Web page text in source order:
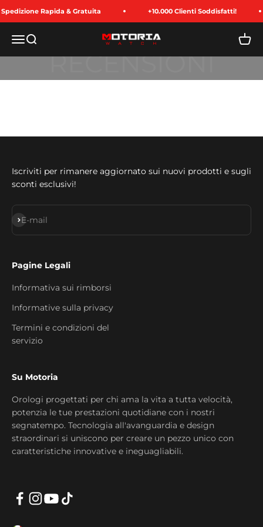
Passer au contenu
Spedizione Rapida & Gratuita +10.000 Clienti Soddisfatti!
MenuRecherche Motoria Watch
+400 RECENSIONI POSITIVE
Iscriviti per rimanere aggiornato sui nuovi prodotti e sugli
sconti esclusivi!
E-mail
S'inscrire
Pagine Legali
Informativa sui rimborsi
Informative sulla privacy
Termini e condizioni del
servizio
Su Motoria
Orologi progettati per chi ama la vita a tutta velocità,
potenzia le tue prestazioni quotidiane con i nostri
segnatempo. Tecnologia all'avanguardia e design
straordinari si uniscono per creare un pezzo unico con
caratteristiche innovative e ineguagliabili.